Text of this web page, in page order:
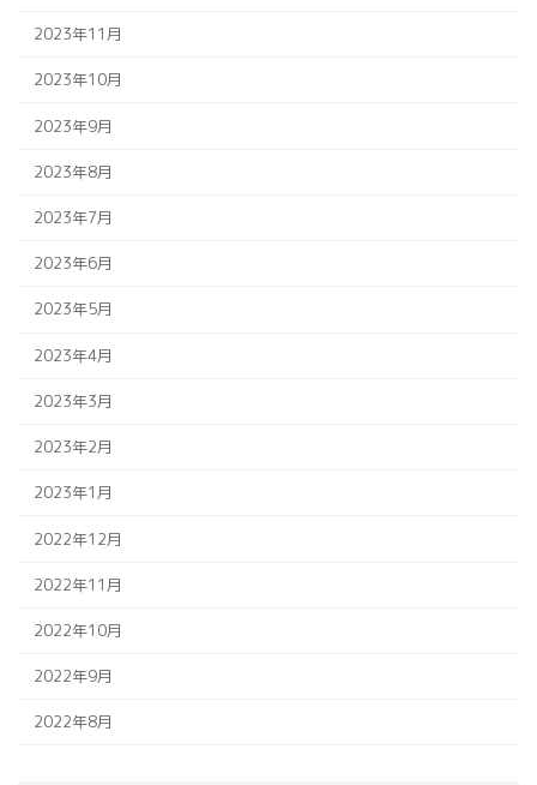
2023年11月
2023年10月
2023年9月
2023年8月
2023年7月
2023年6月
2023年5月
2023年4月
2023年3月
2023年2月
2023年1月
2022年12月
2022年11月
2022年10月
2022年9月
2022年8月